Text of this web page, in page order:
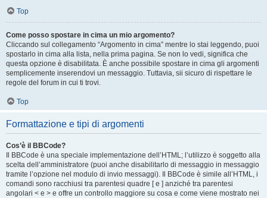
Top
Come posso spostare in cima un mio argomento?
Cliccando sul collegamento “Argomento in cima” mentre lo stai leggendo, puoi
spostarlo in cima alla lista, nella prima pagina. Se non lo vedi, significa che
questa opzione è disabilitata. È anche possibile spostare in cima gli argomenti
semplicemente inserendovi un messaggio. Tuttavia, sii sicuro di rispettare le
regole del forum in cui ti trovi.
Top
Formattazione e tipi di argomenti
Cos’è il BBCode?
Il BBCode è una speciale implementazione dell’HTML; l’utilizzo è soggetto alla
scelta dell’amministratore (puoi anche disabilitarlo di messaggio in messaggio
tramite l’opzione nel modulo di invio messaggi). Il BBCode è simile all’HTML, i
comandi sono racchiusi tra parentesi quadre [ e ] anziché tra parentesi
angolari < e > e offre un controllo maggiore su cosa e come viene mostrato nei